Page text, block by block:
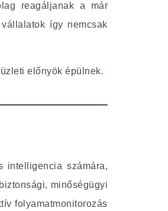
reagáljanak a már
így nemcsak
előnyök épülnek.
intelligencia számára,
minőségügyi
folyamatmonitorozás